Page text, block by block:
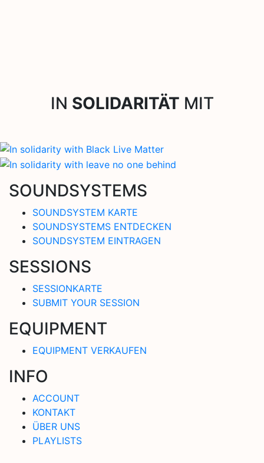
IN SOLIDARITÄT MIT
SOUNDSYSTEMS
SOUNDSYSTEM KARTE
SOUNDSYSTEMS ENTDECKEN
SOUNDSYSTEM EINTRAGEN
SESSIONS
SESSIONKARTE
SUBMIT YOUR SESSION
EQUIPMENT
EQUIPMENT VERKAUFEN
INFO
ACCOUNT
KONTAKT
ÜBER UNS
PLAYLISTS